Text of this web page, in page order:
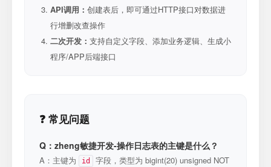
API调用： 创建表后，即可通过HTTP接口对数据进
行增删改查操作
二次开发： 支持自定义字段、添加业务逻辑、生成小
程序/APP后端接口
❓ 常见问题
Q：zheng敏捷开发-操作日志表的主键是什么？
A：主键为 id
字段，类型为 bigint(20) unsigned NOT